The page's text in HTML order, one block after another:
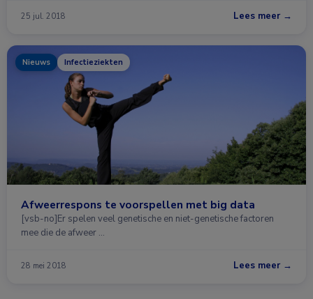
25 jul. 2018 Lees meer →
Nieuws Infectieziekten
Afweerrespons te voorspellen met big data
[vsb-no]Er spelen veel genetische en niet-genetische factoren
mee die de afweer …
28 mei 2018 Lees meer →